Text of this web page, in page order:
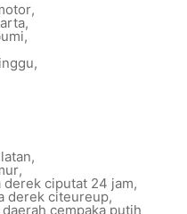
,
,
,
,
,
,
derek ciputat 24 jam,
derek citeureup,
cempaka putih